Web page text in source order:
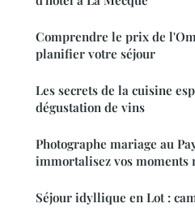
Comprendre le prix de
planifier votre séjour
Les secrets de la cuisine
dégustation de vins
Photographe mariage au
immortalisez vos moments
Séjour idyllique en Lot :